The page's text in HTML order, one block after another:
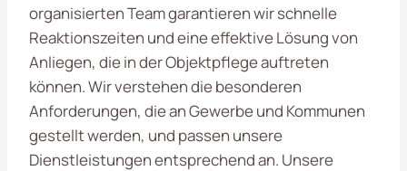
organisierten Team garantieren wir schnelle
Reaktionszeiten und eine effektive Lösung von
Anliegen, die in der Objektpflege auftreten
können. Wir verstehen die besonderen
Anforderungen, die an Gewerbe und Kommunen
gestellt werden, und passen unsere
Dienstleistungen entsprechend an. Unsere